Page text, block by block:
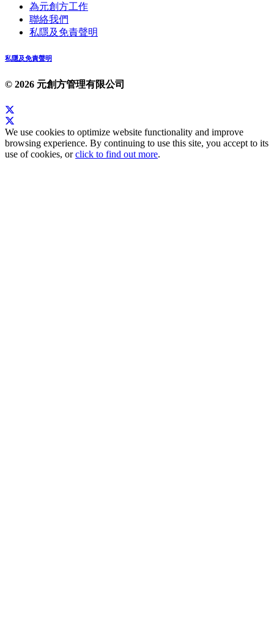
為元創方工作
聯絡我們
私隱及免責聲明
私隱及免責聲明
© 2026 元創方管理有限公司
We use cookies to optimize website functionality and improve
browsing experience. By continuing to use this site, you accept to its
use of cookies, orclick to find out more.